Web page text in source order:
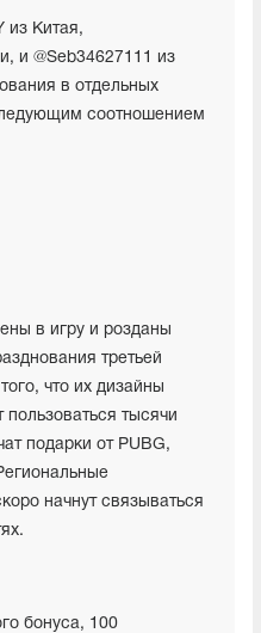
из Китая,
и @Seb34627111 из
в отдельных
соотношением
в игру и розданы
третьей
что их дизайны
пользоваться тысячи
подарки от PUBG,
начнут связываться
бонуса, 100